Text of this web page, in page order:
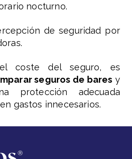
nocturno.
de seguridad por
coste del seguro, es
seguros de bares y
protección adecuada
gastos innecesarios.